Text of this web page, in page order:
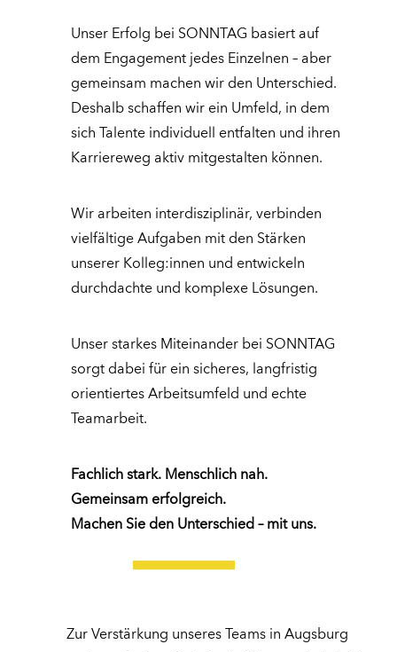
Unser Erfolg bei SONNTAG basiert auf
dem Engagement jedes Einzelnen – aber
gemeinsam machen wir den Unterschied.
Deshalb schaffen wir ein Umfeld, in dem
sich Talente individuell entfalten und ihren
Karriereweg aktiv mitgestalten können.
Wir arbeiten interdisziplinär, verbinden
vielfältige Aufgaben mit den Stärken
unserer Kolleg:innen und entwickeln
durchdachte und komplexe Lösungen.
Unser starkes Miteinander bei SONNTAG
sorgt dabei für ein sicheres, langfristig
orientiertes Arbeitsumfeld und echte
Teamarbeit.
Fachlich stark. Menschlich nah.
Gemeinsam erfolgreich.
Machen Sie den Unterschied – mit uns.
Zur Verstärkung unseres Teams in Augsburg